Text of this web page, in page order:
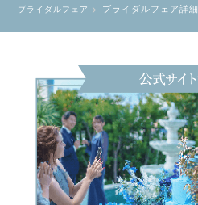
ブライダルフェア
ブライダルフェア詳細